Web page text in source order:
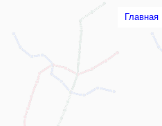
Главная